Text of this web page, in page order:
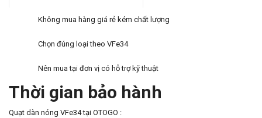
Không mua hàng giá rẻ kém chất lượng
Chọn đúng loại theo VFe34
Nên mua tại đơn vị có hỗ trợ kỹ thuật
Thời gian bảo hành
Quạt dàn nóng VFe34 tại OTOGO :